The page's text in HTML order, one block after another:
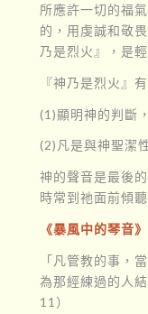
所應許一切的福
的，用虔誠和敬
乃是烈火』，是
『神乃是烈火』
(1)顯明神的判斷
(2)凡是與神聖潔
神的聲音是最後
時常到祂面前傾
《暴風中的琴音》
「凡管教的事，
為那經練過的人
11）